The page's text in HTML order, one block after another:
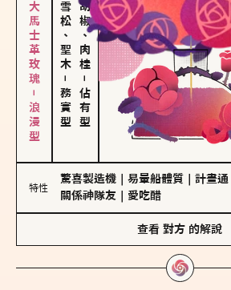
大馬士革玫瑰－浪漫型 雪松、聖木
－
務實型
胡椒、肉桂
－
佔有型
特性
驚喜製造機 易暈船體質 計畫通
關係神隊友
愛吃醋
查看 對方 的解說